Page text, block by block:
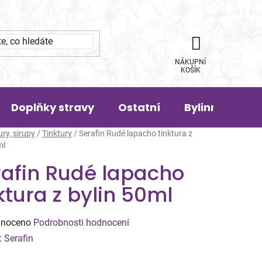
NÁKUPNÍ
KOŠÍK
Doplňky stravy Ostatní Bylinná
sirupy / Tinktury / Serafin Rudé lapacho tinktura z
Rudé lapacho
z bylin 50ml
Podrobnosti hodnocení
Serafin